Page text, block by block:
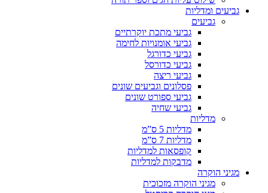
גביעים ומדליות
גביעים
גביעי מתכת יוקרתיים
גביעי אומנויות לחימה
גביעי כדורגל
גביעי כדורסל
גביעי ריצה
פסלונים וגביעים שונים
גביעי ספורט שונים
גביעי שחיה
מדליות
מדליות 5 ס”מ
מדליות 7 ס”מ
קופסאות למדליות
מדבקות למדליות
מגיני הוקרה
מגיני הוקרה מזכוכית